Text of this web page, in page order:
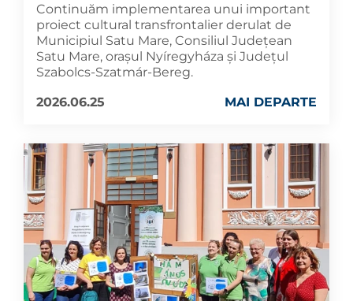
Continuăm implementarea unui important
proiect cultural transfrontalier derulat de
Municipiul Satu Mare, Consiliul Județean
Satu Mare, orașul Nyíregyháza și Județul
Szabolcs-Szatmár-Bereg.
2026.06.25
MAI DEPARTE